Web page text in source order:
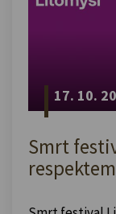
17. 10.
Smrt